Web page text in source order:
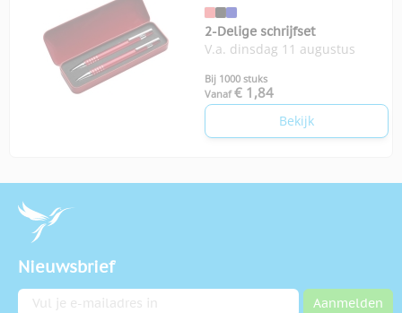
2-Delige schrijfset
V.a. dinsdag 11 augustus
Bij 1000 stuks
Vanaf € 1,84
Bekijk
Nieuwsbrief
E-mailadres Aanmelden